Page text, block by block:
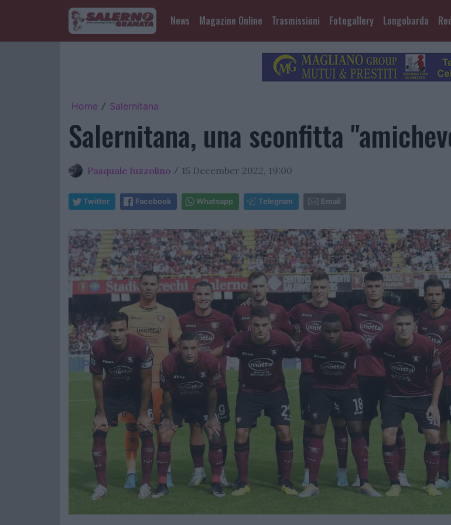
News Magazine Online Trasmissioni Fotogallery Longobarda
Home / Salernitana
Salernitana, una sconfitta
Pasquale Iuzzolino / 15 December 2022, 19:00
Twitter Facebook Whatsapp Telegram Email